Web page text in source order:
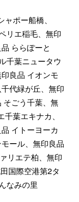
ポー船橋、
リエ稲毛、無印
ららぽーと
千葉ニュータウ
良品 イオンモ
代緑が丘、無印
そごう千葉、無
葉エキナカ、
イトーヨーカ
ール、無印良品
リエテ柏、無印
国際空港第2タ
なみの里